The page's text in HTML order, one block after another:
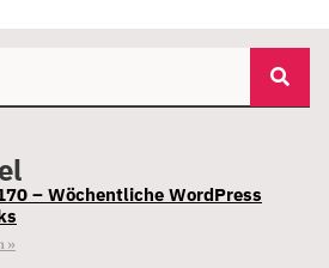
– Wöchentliche WordPress
»